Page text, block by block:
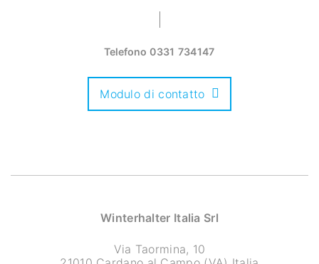
Telefono0331 734147
Modulo di contatto
Winterhalter Italia Srl
Via Taormina, 10